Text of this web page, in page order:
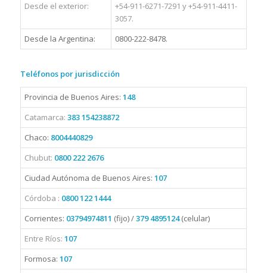
Desde el exterior:
+54-911-6271-7291 y +54-911-4411-
3057.
Desde la Argentina:
0800-222-8478.
Teléfonos por jurisdicción
Provincia de Buenos Aires:148
Catamarca:383 154238872
Chaco: 8004440829
Chubut: 0800 222 2676
Ciudad Autónoma de Buenos Aires:107
Córdoba : 0800 122 1444
Corrientes: 03794974811 (fijo) /379 4895124(celular)
Entre Ríos:107
Formosa:107